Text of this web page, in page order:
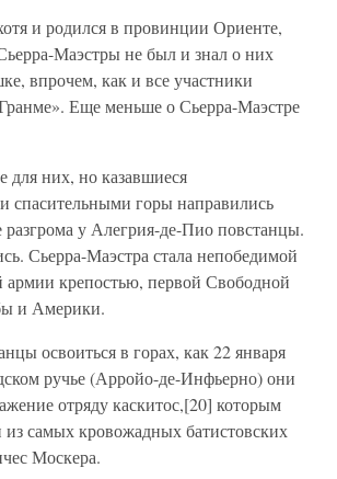
и родился в провинции Ориенте,
Маэстры не был и знал о них
впрочем, как и все участники
Еще меньше о Сьерра-Маэстре
для них, но казавшиеся
спасительными горы направились
разгрома у Алегрия-де-Пио повстанцы.
Сьерра-Маэстра стала непобедимой
армии крепостью, первой Свободной
и Америки.
освоиться в горах, как 22 января
ручье (Арройо-де-Инфьерно) они
отряду каскитос,[20] которым
из самых кровожадных батистовских
Москера.